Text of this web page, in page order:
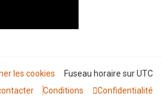
Fuseau horaire surUTC
les cookies
Confidentialité
Conditions